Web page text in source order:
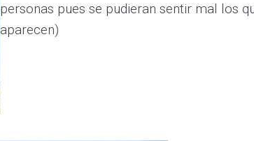
personas pues se pudieran sentir mal los
aparecen)